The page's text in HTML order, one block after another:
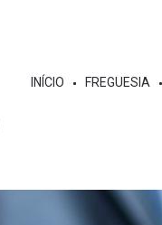
INÍCIO FREGUESIA